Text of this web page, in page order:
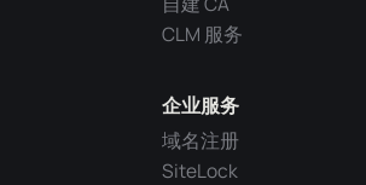
CLM 服务
企业服务
域名注册
SiteLock